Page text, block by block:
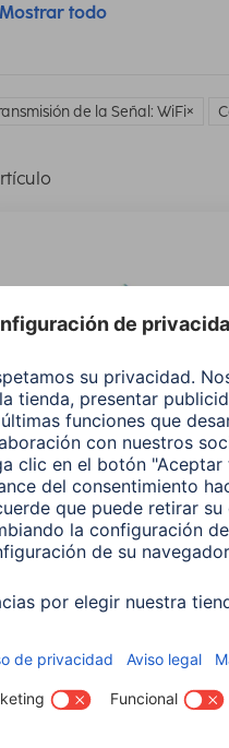
Mostrar todo
de la Señal: WiFi
Lámpara LED WLAN
5,5 W, RGBW,
EUR